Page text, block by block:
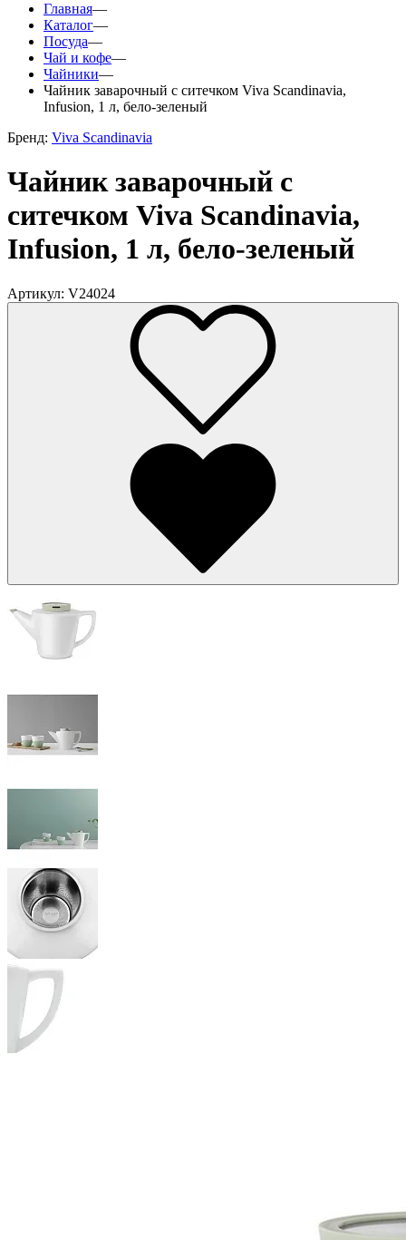
Главная—
Каталог—
Посуда—
Чай и кофе—
Чайники—
Чайник заварочный с ситечком Viva Scandinavia,
Infusion, 1 л, бело-зеленый
Бренд: Viva Scandinavia
Чайник заварочный с
ситечком Viva Scandinavia,
Infusion, 1 л, бело-зеленый
Артикул: V24024